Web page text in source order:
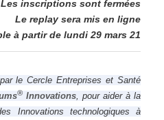
Les inscriptions sont fermées
Le replay sera mis en ligne
à partir de lundi 29 mars 21
le Cercle Entreprises et Santé
® Innovations, pour aider à la
Innovations technologiques à